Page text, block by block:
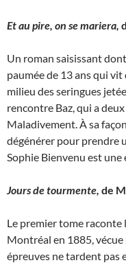
Et au pire, on se mariera,
Un roman saisissant
paumée de 13 ans qui
milieu des seringues
rencontre Baz, qui a
Maladivement. À sa
dégénérer pour prendre
Sophie Bienvenu est
Jours de tourmente, de
Le premier tome raconte
Montréal en 1885, vécue
épreuves ne tardent pas